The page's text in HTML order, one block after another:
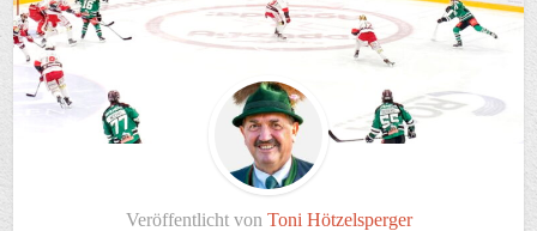
Veröffentlicht von Toni Hötzelsperger